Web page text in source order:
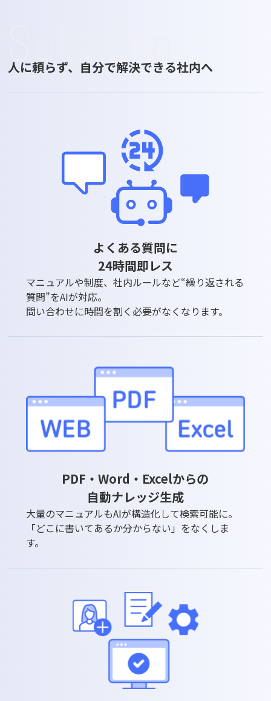
人に頼らず、自分で解決できる社内へ
よくある質問に
24時間即レス
マニュアルや制度、社内ルールなど“繰り返される
質問”をAIが対応。
問い合わせに時間を割く必要がなくなります。
PDF・Word・Excelからの
自動ナレッジ生成
大量のマニュアルもAIが構造化して検索可能に。
「どこに書いてあるか分からない」をなくしま
す。